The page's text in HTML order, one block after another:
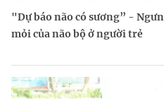
"Dự báo não có sương” -
mỏi của não bộ ở người trẻ